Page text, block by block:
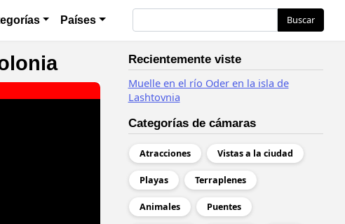
Países Buscar
Recientemente viste
Muelle en el río Oder en la isla de
Lashtovnia
Categorías de cámaras
Atracciones Vistas a la ciudad
Playas Terraplenes
Animales Puentes